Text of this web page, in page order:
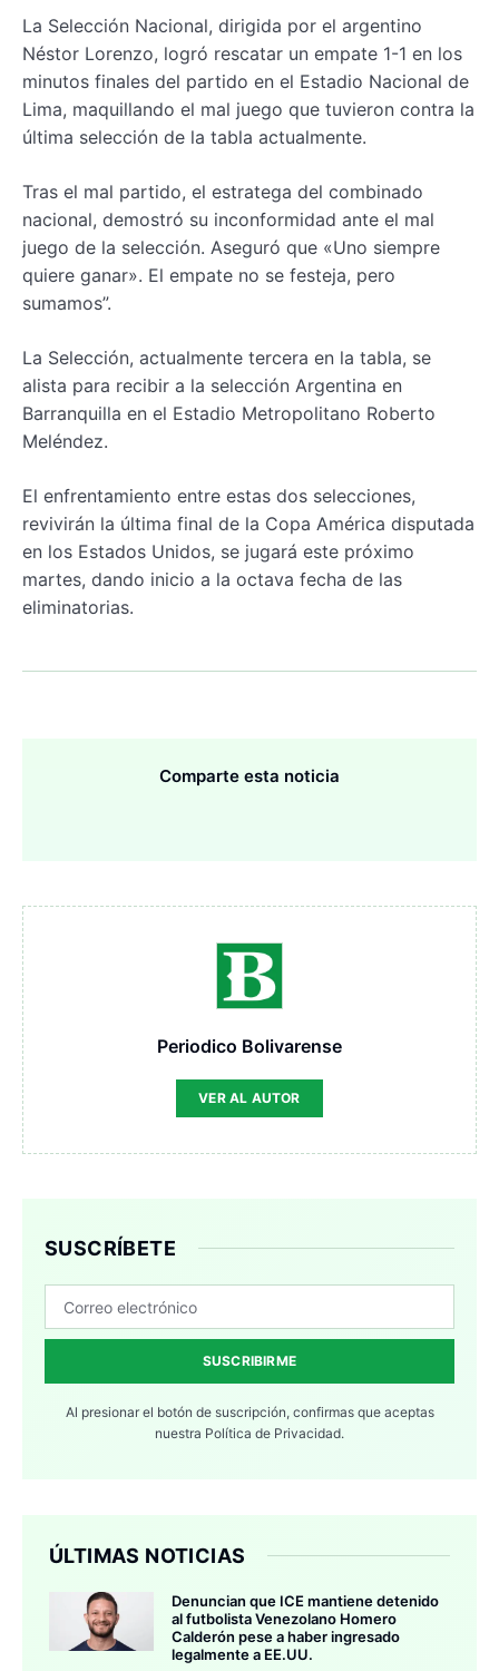
La Selección Nacional, dirigida por el argentino
Néstor Lorenzo, logró rescatar un empate 1-1 en los
minutos finales del partido en el Estadio Nacional de
Lima, maquillando el mal juego que tuvieron contra la
última selección de la tabla actualmente.
Tras el mal partido, el estratega del combinado
nacional, demostró su inconformidad ante el mal
juego de la selección. Aseguró que «Uno siempre
quiere ganar». El empate no se festeja, pero
sumamos”.
La Selección, actualmente tercera en la tabla, se
alista para recibir a la selección Argentina en
Barranquilla en el Estadio Metropolitano Roberto
Meléndez.
El enfrentamiento entre estas dos selecciones,
revivirán la última final de la Copa América disputada
en los Estados Unidos, se jugará este próximo
martes, dando inicio a la octava fecha de las
eliminatorias.
Comparte esta noticia
Periodico Bolivarense
VER AL AUTOR
SUSCRÍBETE
SUSCRIBIRME
Al presionar el botón de suscripción, confirmas que aceptas
nuestra Política de Privacidad.
ÚLTIMAS NOTICIAS
Denuncian que ICE mantiene detenido
al futbolista Venezolano Homero
Calderón pese a haber ingresado
legalmente a EE.UU.